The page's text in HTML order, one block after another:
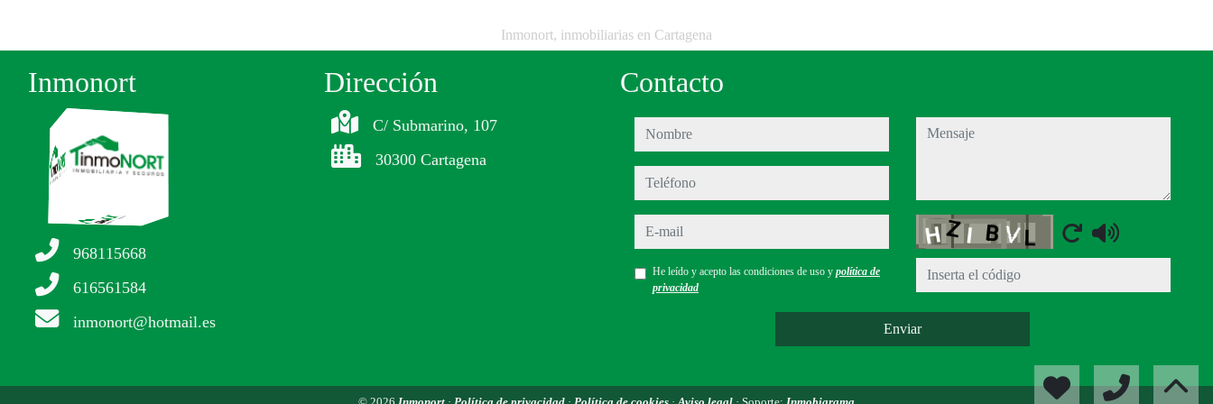
Inmonort, inmobiliarias en Cartagena
Inmonort
968115668
616561584
inmonort@hotmail.es
Dirección
C/ Submarino, 107
30300 Cartagena
Contacto
nombre
teléfono
e-mail
He leído y acepto las condiciones de uso y política de
privacidad
mensaje
Captcha
Enviar